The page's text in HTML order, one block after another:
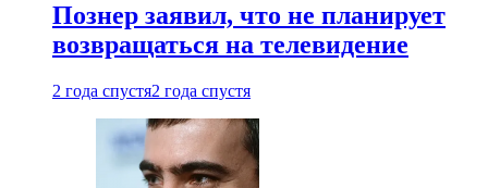
Познер заявил, что не планирует
возвращаться на телевидение
2 года спустя2 года спустя